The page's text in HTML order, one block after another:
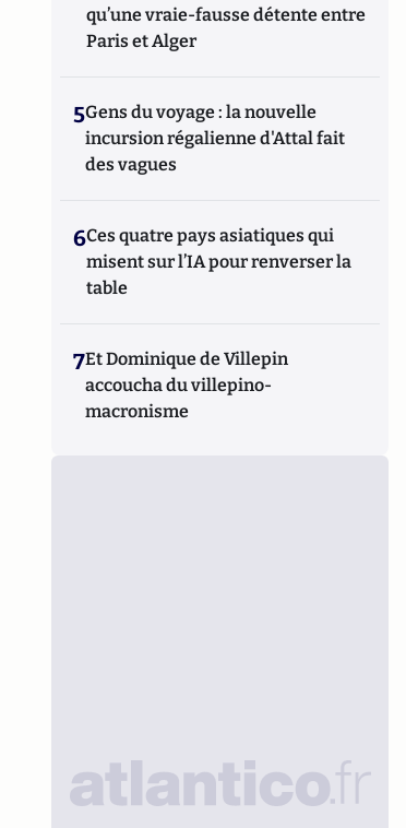
qu’une vraie-fausse détente entre
Paris et Alger
5Gens du voyage : la nouvelle
incursion régalienne d'Attal fait
des vagues
6Ces quatre pays asiatiques qui
misent sur l’IA pour renverser la
table
7Et Dominique de Villepin
accoucha du villepino-
macronisme